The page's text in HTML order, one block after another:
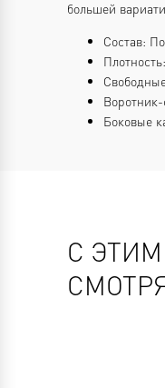
большей
Состав:
Боковые
С